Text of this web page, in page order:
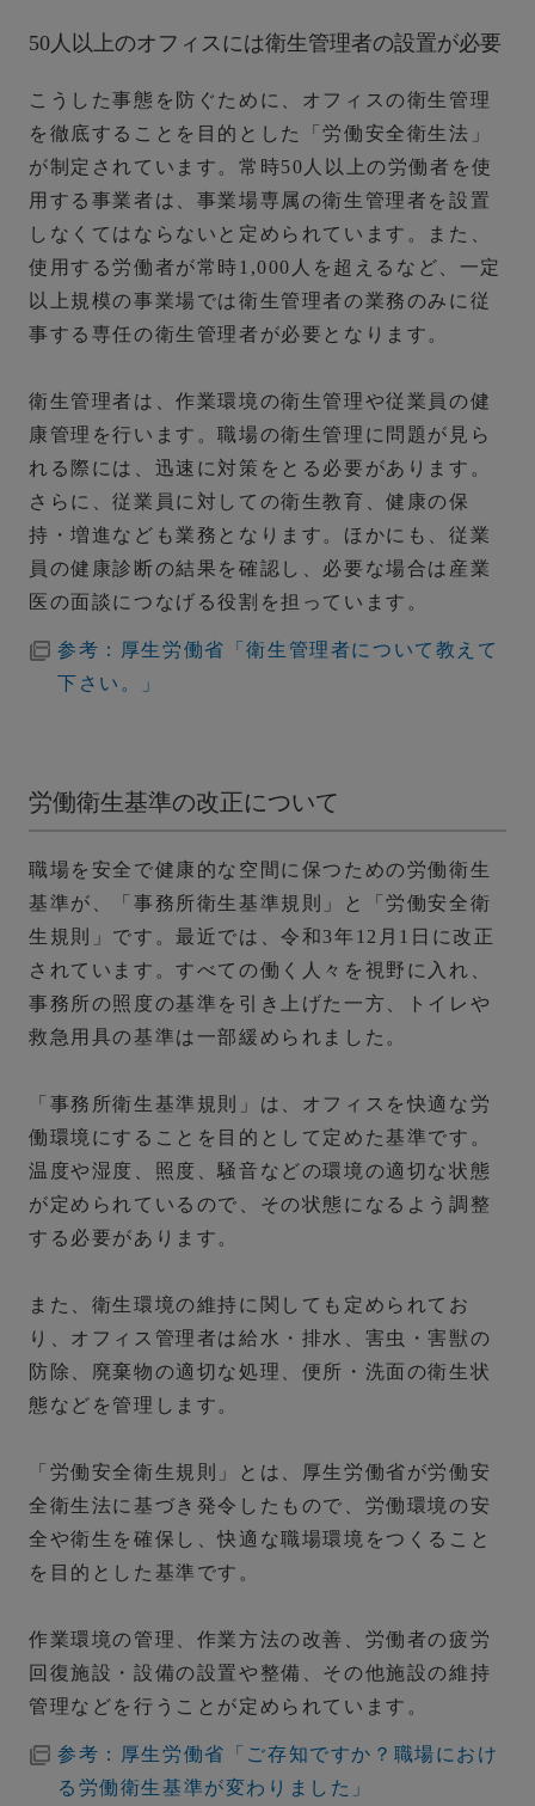
50人以上のオフィスには衛生管理者の設置が必要
こうした事態を防ぐために、オフィスの衛生管理
を徹底することを目的とした「労働安全衛生法」
が制定されています。常時50人以上の労働者を使
用する事業者は、事業場専属の衛生管理者を設置
しなくてはならないと定められています。また、
使用する労働者が常時1,000人を超えるなど、一定
以上規模の事業場では衛生管理者の業務のみに従
事する専任の衛生管理者が必要となります。
衛生管理者は、作業環境の衛生管理や従業員の健
康管理を行います。職場の衛生管理に問題が見ら
れる際には、迅速に対策をとる必要があります。
さらに、従業員に対しての衛生教育、健康の保
持・増進なども業務となります。ほかにも、従業
員の健康診断の結果を確認し、必要な場合は産業
医の面談につなげる役割を担っています。
参考：厚生労働省「衛生管理者について教えて
下さい。」
労働衛生基準の改正について
職場を安全で健康的な空間に保つための労働衛生
基準が、「事務所衛生基準規則」と「労働安全衛
生規則」です。最近では、令和3年12月1日に改正
されています。すべての働く人々を視野に入れ、
事務所の照度の基準を引き上げた一方、トイレや
救急用具の基準は一部緩められました。
「事務所衛生基準規則」は、オフィスを快適な労
働環境にすることを目的として定めた基準です。
温度や湿度、照度、騒音などの環境の適切な状態
が定められているので、その状態になるよう調整
する必要があります。
また、衛生環境の維持に関しても定められてお
り、オフィス管理者は給水・排水、害虫・害獣の
防除、廃棄物の適切な処理、便所・洗面の衛生状
態などを管理します。
「労働安全衛生規則」とは、厚生労働省が労働安
全衛生法に基づき発令したもので、労働環境の安
全や衛生を確保し、快適な職場環境をつくること
を目的とした基準です。
作業環境の管理、作業方法の改善、労働者の疲労
回復施設・設備の設置や整備、その他施設の維持
管理などを行うことが定められています。
参考：厚生労働省「ご存知ですか？職場におけ
る労働衛生基準が変わりました」